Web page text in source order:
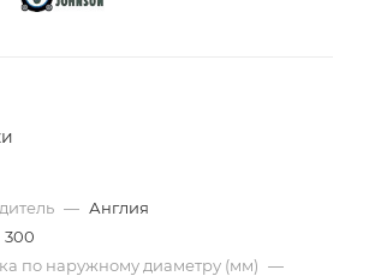
— Англия
300
по наружному диаметру (мм) —